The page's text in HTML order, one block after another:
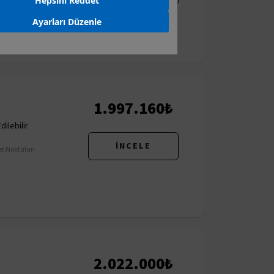
Ayarları Düzenle
Noktaları
1.997.160₺
İNCELE
2.022.000₺